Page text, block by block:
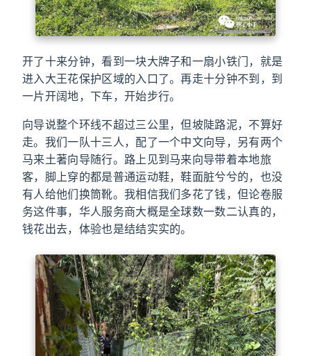
开了十来分钟，看到一块大牌子和一扇小铁门，就是
进入大王花保护区域的入口了。再走十分钟不到，到
一片开阔地，下车，开始步行。
向导说整个环线不超过三公里，但坡陡路泥，不算好
走。我们一队十三人，配了一个中文向导，另有两个
马来土著向导随行。路上见到马来向导带着本地旅
客，脚上穿的都是普通运动鞋，鞋面脏兮兮的，也没
有人给他们换筒靴。我相信我们多花了钱，但论卷服
务这件事，华人服务商大概是全球数一数二认真的，
钱花出去，体验也是结结实实的。